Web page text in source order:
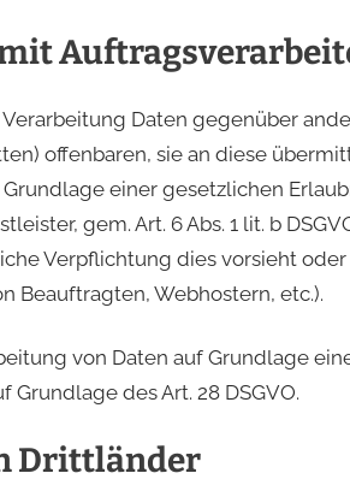
Daten gegenüber
offenbaren, sie an diese
einer gesetzlichen
gem. Art. 6 Abs. 1 lit. b
Verpflichtung dies vorsieht
Beauftragten, Webhostern, etc.).
von Daten auf Grundlage
des Art. 28 DSGVO.
Drittländer